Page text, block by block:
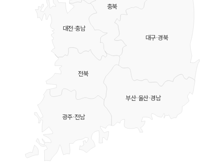
충북
대전·충남
대구·경북
부산·울산·경남
전북
광주·전남